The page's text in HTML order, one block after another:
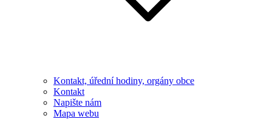
Kontakt, úřední hodiny, orgány obce
Kontakt
Napište nám
Mapa webu